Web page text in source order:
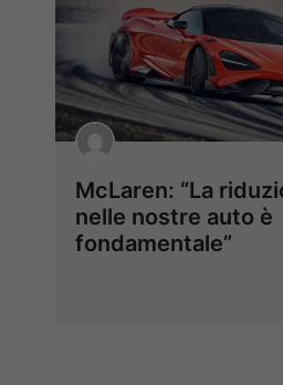
McLaren: “La
nelle nostre auto è
fondamentale”